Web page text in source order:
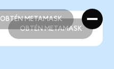
OBTÉN METAMASK
OBTÉN METAMASK
OBTÉN METAMASK